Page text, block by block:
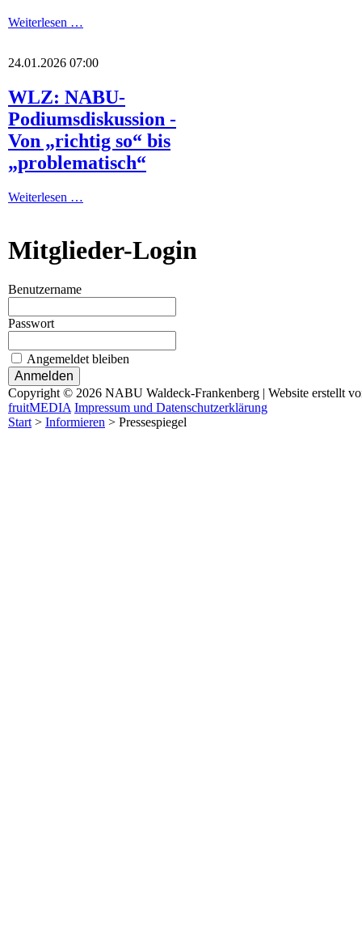
Weiterlesen …
24.01.2026 07:00
WLZ: NABU-
Podiumsdiskussion -
Von „richtig so“ bis
„problematisch“
Weiterlesen …
Mitglieder-Login
Benutzername
Passwort
Angemeldet bleiben
Copyright © 2026 NABU Waldeck-Frankenberg | Website erstellt
fruitMEDIA Impressum und Datenschutzerklärung
Start > Informieren > Pressespiegel